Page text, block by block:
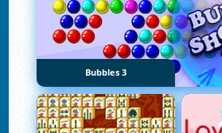
Bubbles 3